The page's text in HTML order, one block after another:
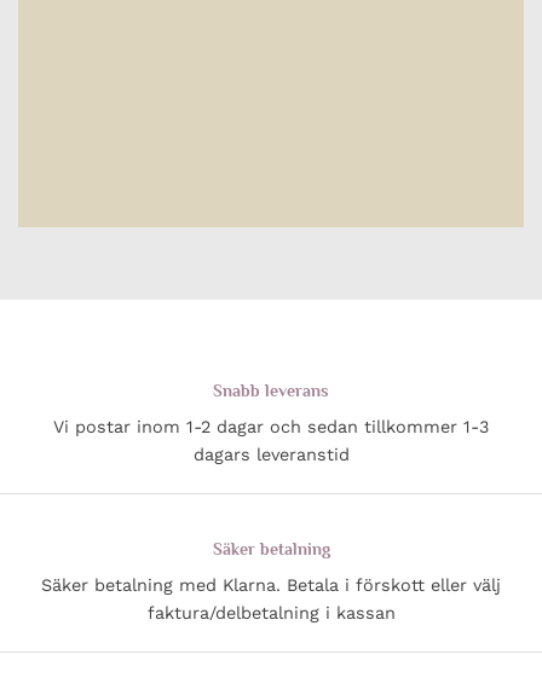
Snabb leverans
Vi postar inom 1-2 dagar och sedan tillkommer 1-3
dagars leveranstid
Säker betalning
Säker betalning med Klarna. Betala i förskott eller välj
faktura/delbetalning i kassan